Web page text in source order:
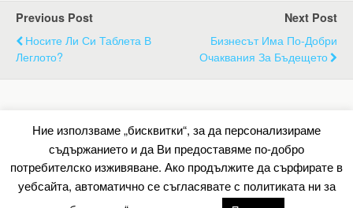
Previous Post
Носите Ли Си Таблета В
Леглото?
Next Post
Бизнесът Има По-Добри
Очаквания За Бъдещето
Back to top
Mobile Desktop
All content Copyright Барометър.нет
Ние използваме „бисквитки“, за да персонализираме
съдържанието и да Ви предоставяме по-добро
потребителско изживяване. Ако продължите да сърфирате в
уебсайта, автоматично се съгласявате с политиката ни за